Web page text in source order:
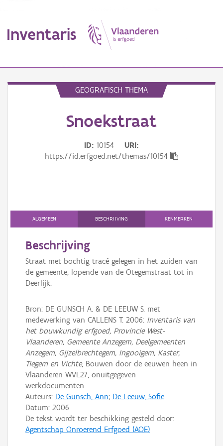
Inventaris
Persoon of collectief
Downloads
Hergebruik
GEOGRAFISCH THEMA
Snoekstraat
ID 10154
URI
https://id.erfgoed.net/themas/10154
ALGEMEEN BESCHRIJVING KENMERKEN
Beschrijving
Straat met bochtig tracé gelegen in het zuiden van
de gemeente, lopende van de Otegemstraat tot in
Deerlijk.
Bron: DE GUNSCH A. & DE LEEUW S. met
medewerking van CALLENS T. 2006: Inventaris van
het bouwkundig erfgoed, Provincie West-
Vlaanderen, Gemeente Anzegem, Deelgemeenten
Anzegem, Gijzelbrechtegem, Ingooigem, Kaster,
Tiegem en Vichte, Bouwen door de eeuwen heen in
Vlaanderen WVL27, onuitgegeven
werkdocumenten.
Auteurs: De Gunsch, Ann; De Leeuw, Sofie
Datum: 2006
De tekst wordt ter beschikking gesteld door:
Agentschap Onroerend Erfgoed (AOE)